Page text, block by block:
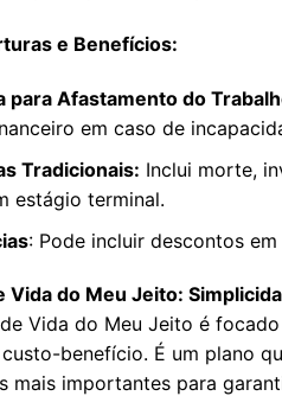
e Benefícios:
para Afastamento do
em caso de
Tradicionais: Inclui morte,
estágio terminal.
: Pode incluir descontos
Vida do Meu Jeito:
Vida do Meu Jeito é
benefício. É um plano
mais importantes para